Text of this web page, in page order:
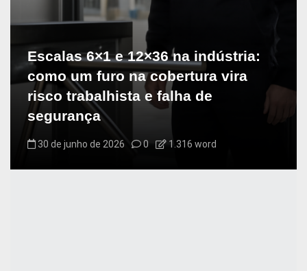
Escalas 6×1 e 12×36 na indústria:
como um furo na cobertura vira
risco trabalhista e falha de
segurança
30 de junho de 2026 0 1.316 word